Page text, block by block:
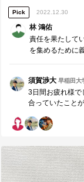
Pick 2022.12.30
林 鴻佑
責任を果たして
を集めるために
須賀渉大早稲田大
3日間お疲れ様で
合っていたこと
感じていました
ている通り、本
しょう。地に足
て、周囲に価値
今後も一緒に頑